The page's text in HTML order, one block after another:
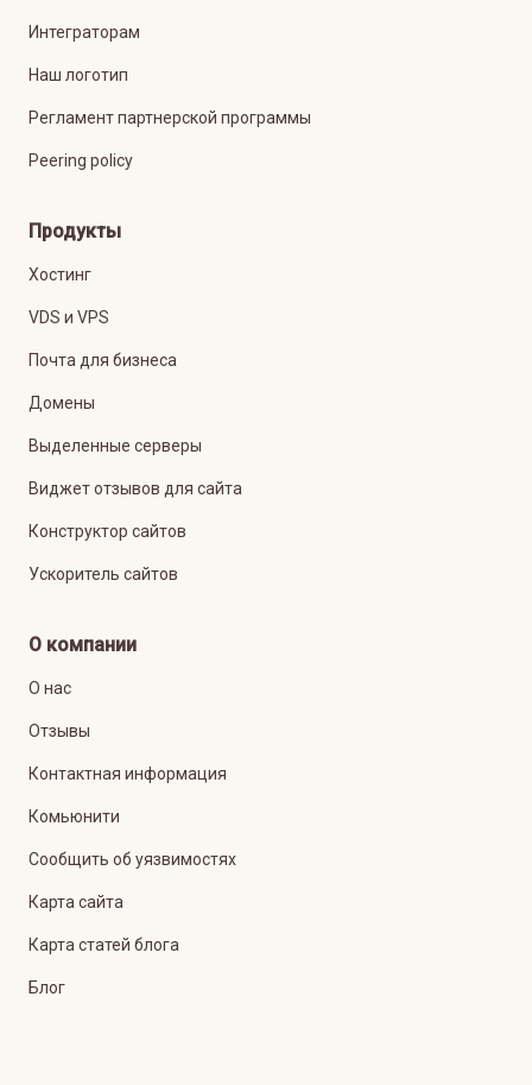
Интеграторам
Наш логотип
Регламент партнерской программы
Peering policy
Продукты
Хостинг
VDS и VPS
Почта для бизнеса
Домены
Выделенные серверы
Виджет отзывов для сайта
Конструктор сайтов
Ускоритель сайтов
О компании
О нас
Отзывы
Контактная информация
Комьюнити
Сообщить об уязвимостях
Карта сайта
Карта статей блога
Блог